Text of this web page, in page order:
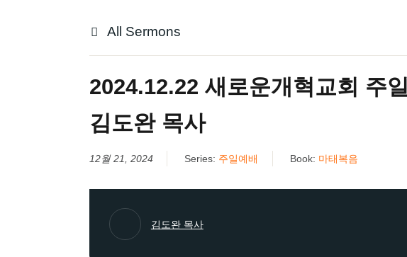
All Sermons
2024.12.22 새로운개혁교회 주
김도완 목사
12월 21, 2024 Series: 주일예배 Book: 마태복음
김도완 목사